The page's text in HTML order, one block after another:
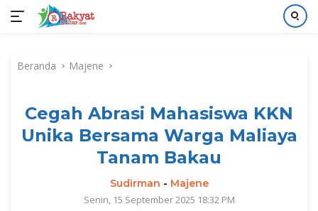
kontenBeranda Majene
Cegah Abrasi Mahasiswa KKN
Unika Bersama Warga Maliaya
Tanam Bakau
Sudirman - Majene
Senin, 15 September 2025 18:32 PM